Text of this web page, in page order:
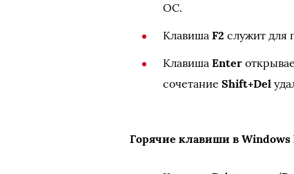
ОС.
КлавишаF2 служит для
КлавишаEnter
сочетаниеShift+Del
Горячие клавиши в